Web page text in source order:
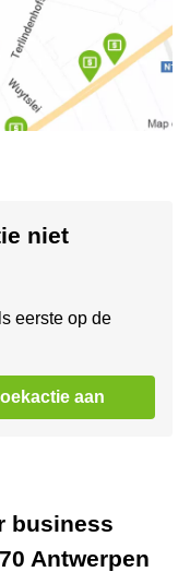
niet
eerste op de
aan
business
Antwerpen